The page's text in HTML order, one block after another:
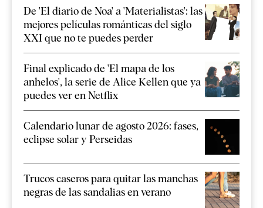
De 'El diario de Noa' a 'Materialistas': las
mejores películas románticas del siglo
XXI que no te puedes perder
Final explicado de 'El mapa de los
anhelos', la serie de Alice Kellen que ya
puedes ver en Netflix
Calendario lunar de agosto 2026: fases,
eclipse solar y Perseidas
Trucos caseros para quitar las manchas
negras de las sandalias en verano